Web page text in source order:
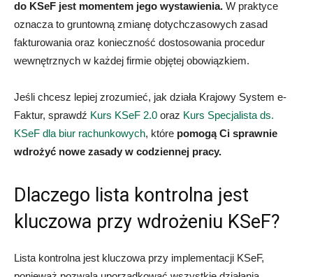
do KSeF jest momentem jego wystawienia. W praktyce
oznacza to gruntowną zmianę dotychczasowych zasad
fakturowania oraz konieczność dostosowania procedur
wewnętrznych w każdej firmie objętej obowiązkiem.
Jeśli chcesz lepiej zrozumieć, jak działa Krajowy System e-
Faktur, sprawdź Kurs KSeF 2.0 oraz Kurs Specjalista ds.
KSeF dla biur rachunkowych, które pomogą Ci sprawnie
wdrożyć nowe zasady w codziennej pracy.
Dlaczego lista kontrolna jest
kluczowa przy wdrożeniu KSeF?
Lista kontrolna jest kluczowa przy implementacji KSeF,